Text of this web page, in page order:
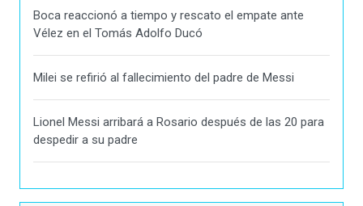
Boca reaccionó a tiempo y rescato el empate ante
Vélez en el Tomás Adolfo Ducó
Milei se refirió al fallecimiento del padre de Messi
Lionel Messi arribará a Rosario después de las 20 para
despedir a su padre